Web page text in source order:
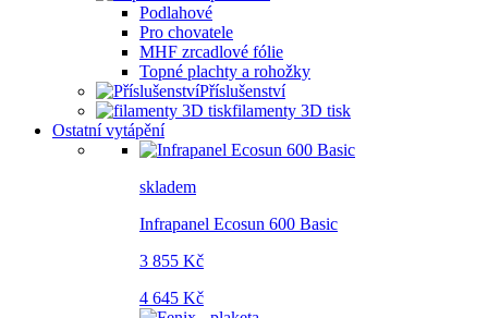
Podlahové
Pro chovatele
MHF zrcadlové fólie
Topné plachty a rohožky
Příslušenství
filamenty 3D tisk
Ostatní vytápění
skladem
Infrapanel Ecosun 600 Basic
3 855 Kč
4 645 Kč